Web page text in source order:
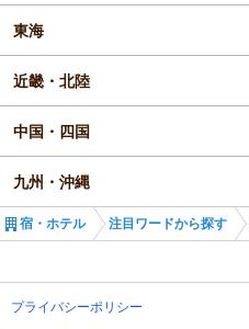
東海
近畿・北陸
中国・四国
九州・沖縄
宿・ホテル 注目ワードから探す
プライバシーポリシー